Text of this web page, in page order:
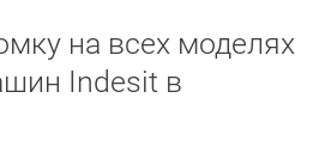
на всех моделях
Indesit в